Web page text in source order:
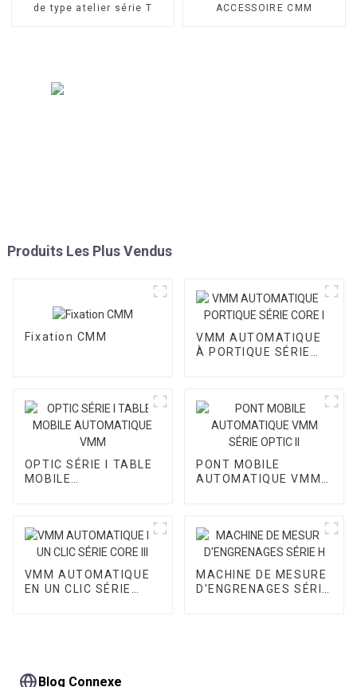
de type atelier série T
ACCESSOIRE CMM
Produits Les Plus Vendus
Fixation CMM
VMM AUTOMATIQUE
À PORTIQUE SÉRIE
OPTIC SÉRIE I TABLE
MOBILE
PONT MOBILE
AUTOMATIQUE VMM
VMM AUTOMATIQUE
EN UN CLIC SÉRIE
MACHINE DE MESURE
D'ENGRENAGES SÉRIE
Blog Connexe